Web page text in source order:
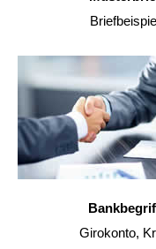
Girokonto,